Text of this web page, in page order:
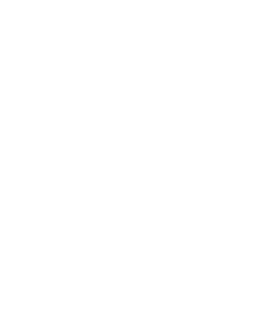
商品恕無法接受單獨退貨）必須